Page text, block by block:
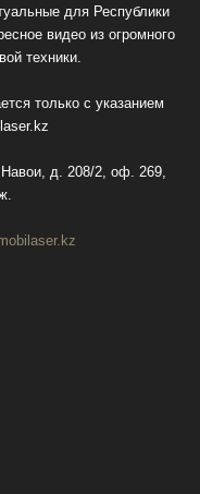
для Республики
видео из огромного
техники.
только с указанием
д. 208/2, оф. 269,